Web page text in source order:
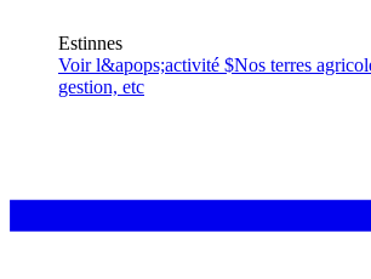
Estinnes
Voir l&apops;activité $Nos terres
gestion, etc